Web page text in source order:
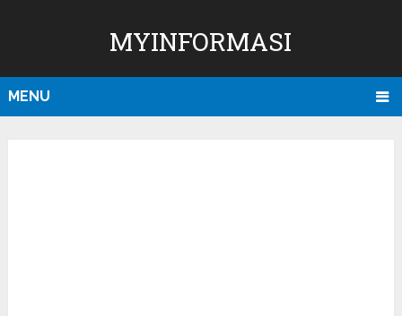
MYINFORMASI
MENU